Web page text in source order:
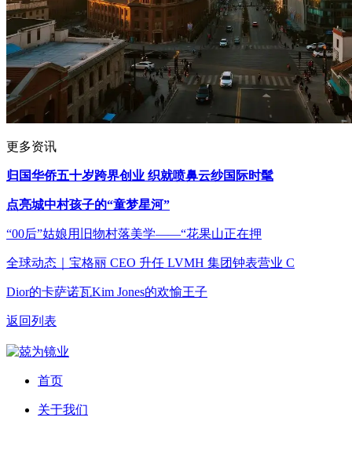
更多资讯
归国华侨五十岁跨界创业 织就喷鼻云纱国际时髦
点亮城中村孩子的“童梦星河”
“00后”姑娘用旧物村落美学——“花果山正在押
全球动态｜宝格丽 CEO 升任 LVMH 集团钟表营业 C
Dior的卡萨诺瓦Kim Jones的欢愉王子
返回列表
首页
关于我们